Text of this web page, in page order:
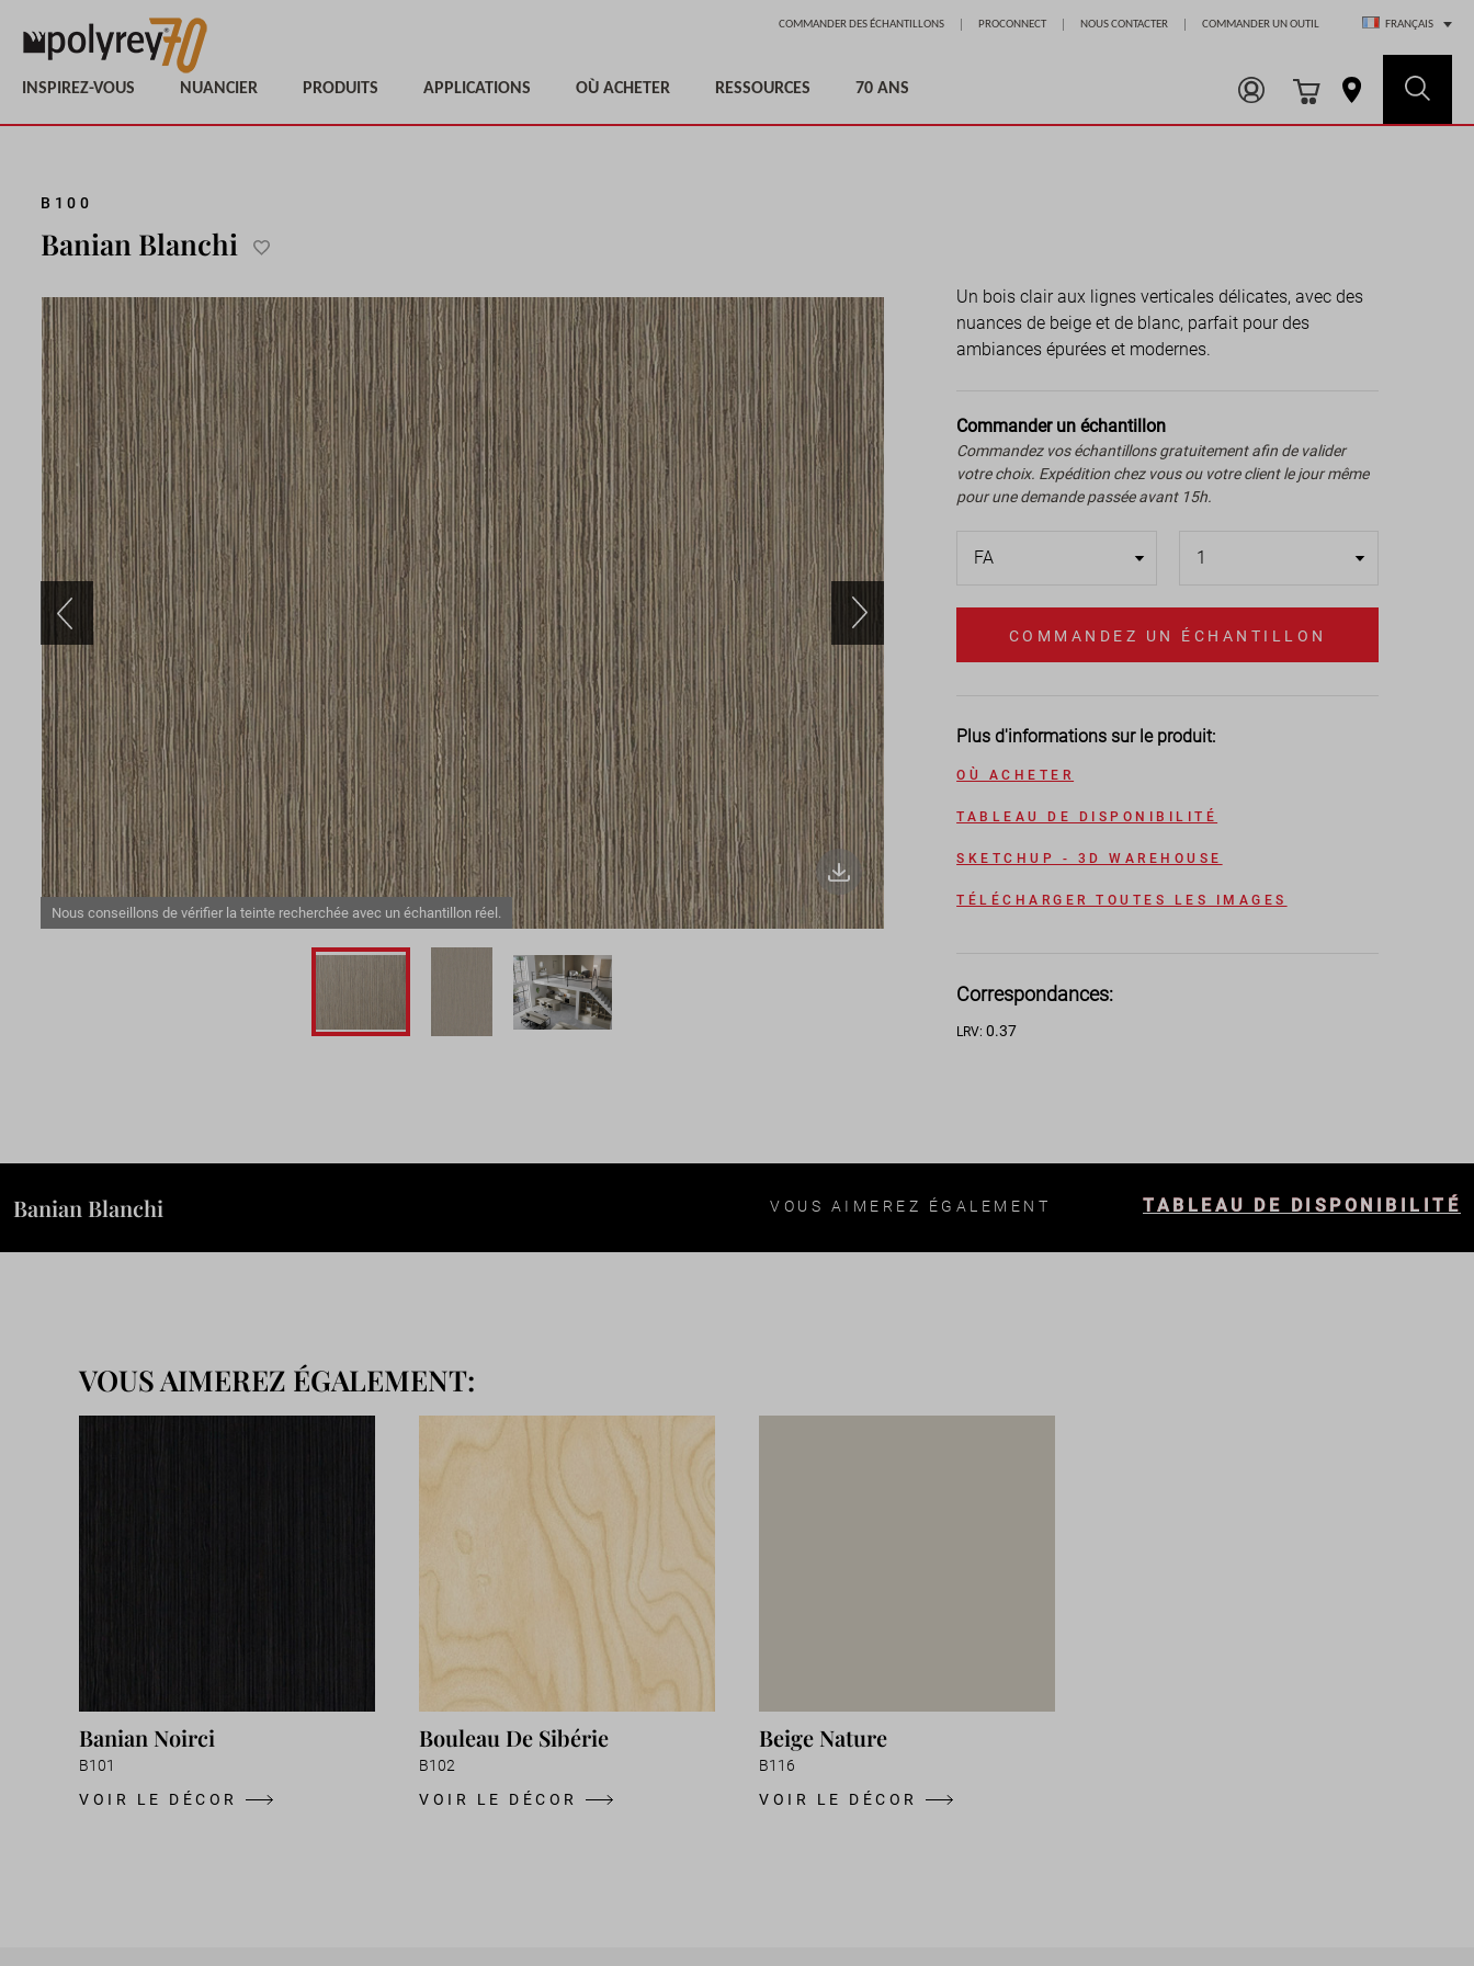
Aller
COMMANDER DES ÉCHANTILLONS PROCONNECT NOUS CONTACTER COMMANDER UN OUTIL
Choisir un magasin
FRANÇAIS
INSPIREZ-VOUS NUANCIER PRODUITS APPLICATIONS OÙ ACHETER RESSOURCES 70 ANS
Un bois clair aux lignes verticales délicates, avec des
nuances de beige et de blanc, parfait pour des
ambiances épurées et modernes.
Commander un échantillon
Commandez vos échantillons gratuitement afin de valider
votre choix. Expédition chez vous ou votre client le jour même
pour une demande passée avant 15h.
COMMANDEZ UN ÉCHANTILLON
Plus d'informations sur le produit:
OÙ ACHETER
TABLEAU DE DISPONIBILITÉ
SKETCHUP - 3D WAREHOUSE
TÉLÉCHARGER TOUTES LES IMAGES
Correspondances:
LRV: 0.37
Passer
à
la
de
la
galerie
d’images
B100
Banian Blanchi
à
la
liste
d'achats
Nous conseillons de vérifier la teinte recherchée avec un échantillon réel.
d’images
Banian Blanchi VOUS AIMEREZ ÉGALEMENT TABLEAU DE DISPONIBILITÉ
VOUS AIMEREZ ÉGALEMENT:
Banian Noirci
B101
VOIR LE DÉCOR
Bouleau De Sibérie
B102
VOIR LE DÉCOR
Beige Nature
B116
VOIR LE DÉCOR